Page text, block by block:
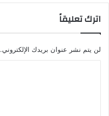
اترك تعليقاً
لن يتم نشر عنوان بريدك الإلكتروني.